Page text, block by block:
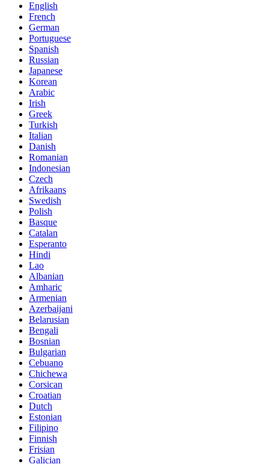
English
French
German
Portuguese
Spanish
Russian
Japanese
Korean
Arabic
Irish
Greek
Turkish
Italian
Danish
Romanian
Indonesian
Czech
Afrikaans
Swedish
Polish
Basque
Catalan
Esperanto
Hindi
Lao
Albanian
Amharic
Armenian
Azerbaijani
Belarusian
Bengali
Bosnian
Bulgarian
Cebuano
Chichewa
Corsican
Croatian
Dutch
Estonian
Filipino
Finnish
Frisian
Galician